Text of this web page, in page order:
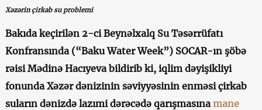
Xəzərin çirkab su problemi
Bakıda keçirilən 2-ci Beynəlxalq Su Təsərrüfatı
Konfransında (“Baku Water Week”) SOCAR-ın şöbə
rəisi Mədinə Hacıyeva bildirib ki, iqlim dəyişikliyi
fonunda Xəzər dənizinin səviyyəsinin enməsi çirkab
suların dənizdə lazımi dərəcədə qarışmasınamane